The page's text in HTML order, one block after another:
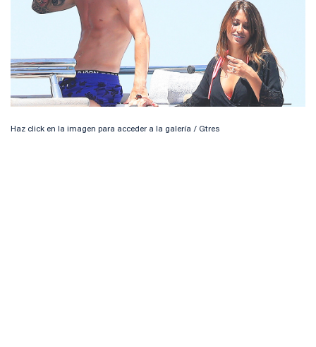
Haz click en la imagen para acceder a la galería / Gtres